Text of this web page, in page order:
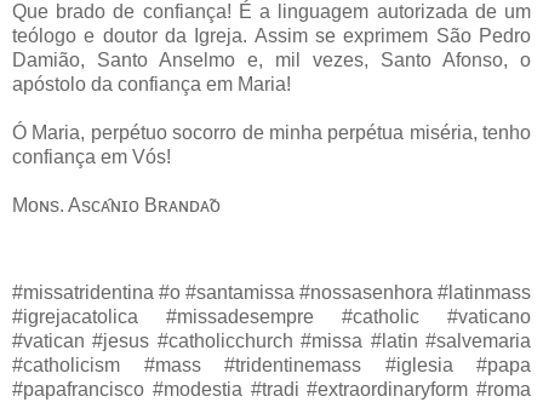
Que brado de confiança! É a linguagem autorizada de um
teólogo e doutor da Igreja. Assim se exprimem São Pedro
Damião, Santo Anselmo e, mil vezes, Santo Afonso, o
apóstolo da confiança em Maria!
Ó Maria, perpétuo socorro de minha perpétua miséria, tenho
confiança em Vós!
Mᴏɴs. Asᴄᴀ̂ɴɪᴏ Bʀᴀɴᴅᴀ̃ᴏ
#missatridentina #o #santamissa #nossasenhora #latinmass
#igrejacatolica #missadesempre #catholic #vaticano
#vatican #jesus #catholicchurch #missa #latin #salvemaria
#catholicism #mass #tridentinemass #iglesia #papa
#papafrancisco #modestia #tradi #extraordinaryform #roma